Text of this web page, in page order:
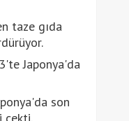
taze gıda
Japonya'da
son
çekti.